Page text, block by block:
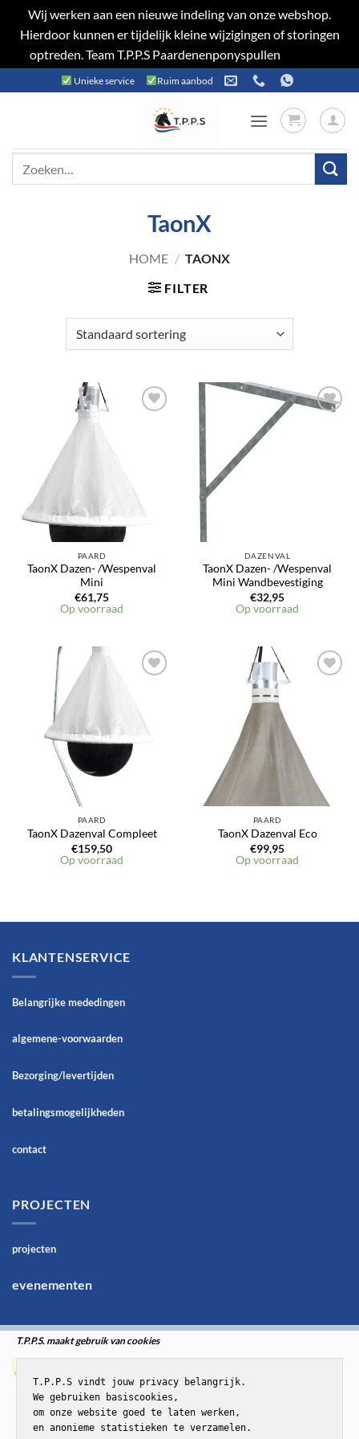
Wij werken aan een nieuwe indeling van onze webshop.
Hierdoor kunnen er tijdelijk kleine wijzigingen of storingen
optreden. Team T.P.P.S Paardenenponyspullen
naar
Unieke service Ruim aanbod
TaonX
HOME / TAONX
FILTER
PAARD
TaonX Dazen- /Wespenval
Mini
€61,75
Op voorraad
DAZENVAL
TaonX Dazen- /Wespenval
Mini Wandbevestiging
€32,95
Op voorraad
PAARD
TaonX Dazenval Compleet
€159,50
Op voorraad
PAARD
TaonX Dazenval Eco
€99,95
Op voorraad
KLANTENSERVICE
Belangrijke mededingen
algemene-voorwaarden
Bezorging/levertijden
betalingsmogelijkheden
contact
PROJECTEN
projecten
evenementen
T.P.P.S. maakt gebruik van cookies
T.P.P.S vindt jouw privacy belangrijk.
We gebruiken basiscookies,
om onze website goed te laten werken,
en anonieme statistieken te verzamelen.